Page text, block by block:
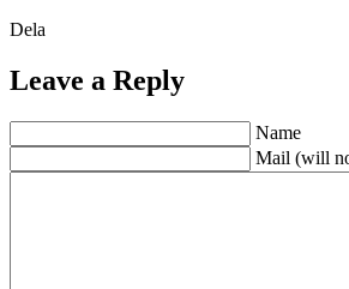
Dela
Leave a Reply
Name
Mail (will